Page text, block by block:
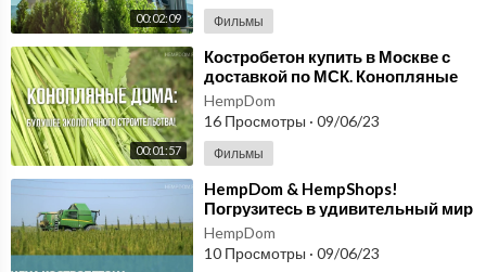
00:02:09 Фильмы
00:01:57
⁣Костробетон купить в Москве с
доставкой по МСК. Конопляные
дома: Будущее экологичного
строительства!
HempDom
16 Просмотры · 09/06/23
Фильмы
⁣HempDom & HempShops!
Погрузитесь в удивительный мир
конопли! Костробетон
производство в Москве
HempDom
10 Просмотры · 09/06/23